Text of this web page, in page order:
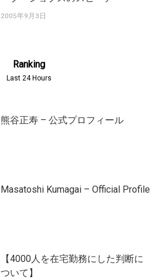
2005年9月3日
Ranking
Last 24 Hours
熊谷正寿 – 公式プロフィール
Masatoshi Kumagai – Official Profile
【4000人を在宅勤務にした判断に
ついて】